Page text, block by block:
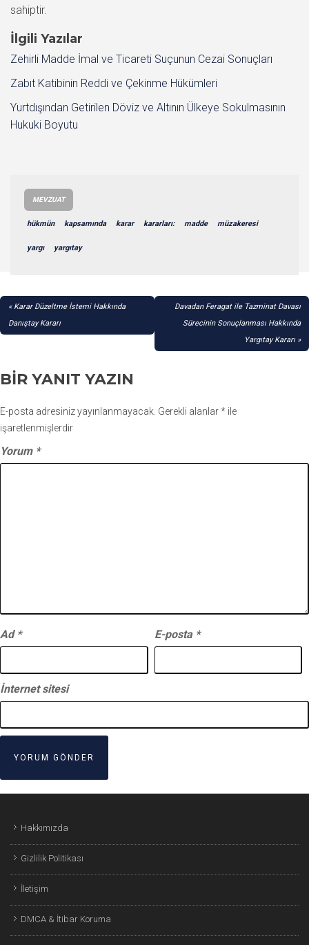
sahiptir.
İlgili Yazılar
Zehirli Madde İmal ve Ticareti Suçunun Cezai Sonuçları
Zabıt Katibinin Reddi ve Çekinme Hükümleri
Yurtdışından Getirilen Döviz ve Altının Ülkeye Sokulmasının
Hukuki Boyutu
MEVZUAT
hükmün kapsamında karar kararları: madde müzakeresi
yargı yargıtay
YAZI
GEZINMESI
Karar Düzeltme İstemi Hakkında
Danıştay Kararı
Davadan Feragat ile Tazminat Davası
Sürecinin Sonuçlanması Hakkında
Yargıtay Kararı
BIR YANIT YAZIN
E-posta adresiniz yayınlanmayacak. Gerekli alanlar* ile
işaretlenmişlerdir
Yorum *
Ad * E-posta *
İnternet sitesi
Hakkımızda
Gizlilik Politikası
İletişim
DMCA & İtibar Koruma